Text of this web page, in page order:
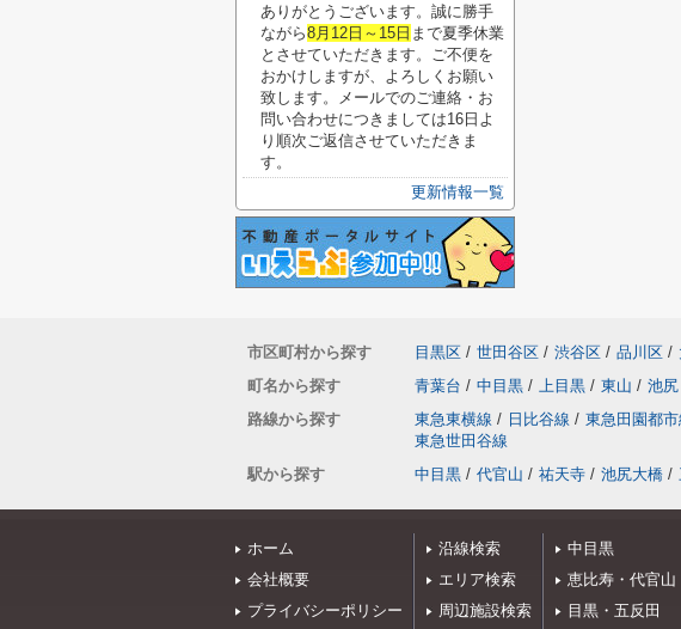
ありがとうございます。誠に勝手
ながら8月12日～15日 まで夏季休業
とさせていただきます。ご不便を
おかけしますが、よろしくお願い
致します。メールでのご連絡・お
問い合わせにつきましては16日よ
り順次ご返信させていただきま
す。
更新情報一覧
市区町村から探す 目黒区 / 世田谷区 / 渋谷区 / 品川区 /
町名から探す
青葉台 / 中目黒 / 上目黒 / 東山 / 池尻
路線から探す
東急東横線 / 日比谷線 / 東急田園都市
東急世田谷線
駅から探す
中目黒 / 代官山 / 祐天寺 / 池尻大橋 /
ホーム
会社概要
プライバシーポリシー
沿線検索
エリア検索
周辺施設検索
中目黒
恵比寿・代官山
目黒・五反田